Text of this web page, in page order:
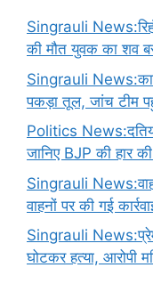
Singrauli
की मौत युवक का शव
Singrauli
पकड़ा तूल, जांच टीम
Politics
जानिए BJP की हार
Singrauli
वाहनों पर की गई
Singrauli
घोटकर हत्या, आरोपी